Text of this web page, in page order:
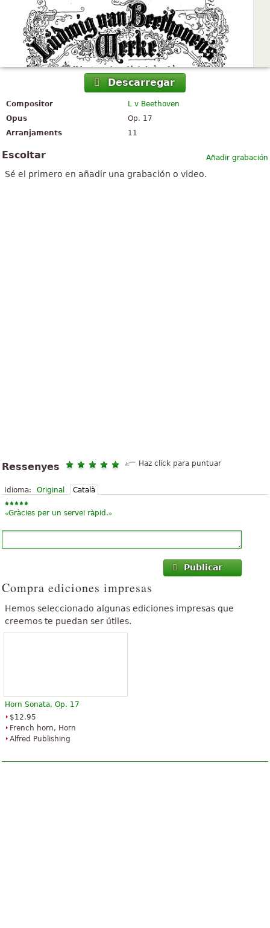
Descarregar
Compositor
L v Beethoven
Opus
Op. 17
Arranjaments
11
Añadir grabación
Escoltar
Sé el primero en añadir una grabación o video.
Ressenyes Haz click para puntuar
Idioma: Original Català
«Gràcies per un servei ràpid.»
Publicar
Compra ediciones impresas
Hemos seleccionado algunas ediciones impresas que
creemos te puedan ser útiles.
Horn Sonata, Op. 17
$12.95
French horn, Horn
Alfred Publishing